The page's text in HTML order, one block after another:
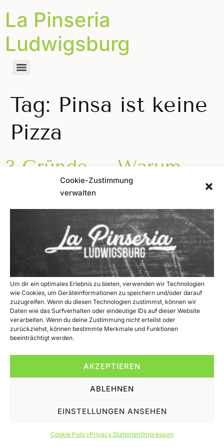
Cookie-Zustimmung
verwalten
Um dir ein optimales Erlebnis zu bieten, verwenden wir Technologien
wie Cookies, um Geräteinformationen zu speichern und/oder darauf
zuzugreifen. Wenn du diesen Technologien zustimmst, können wir
Daten wie das Surfverhalten oder eindeutige IDs auf dieser Website
verarbeiten. Wenn du deine Zustimmung nicht erteilst oder
zurückziehst, können bestimmte Merkmale und Funktionen
beeinträchtigt werden.
AKZEPTIEREN
ABLEHNEN
EINSTELLUNGEN ANSEHEN
Cookie PolicyPrivacy StatementImpressum
La Pinseria
Ludwigsburg
Tag: Pinsa ist keine
Pizza
3 Gründe – Warum
Pinsa keine Pizza ist
Pinsa und Pizza sind tatsächlich zwei unterschiedliche Gerichte,
All rights reserved